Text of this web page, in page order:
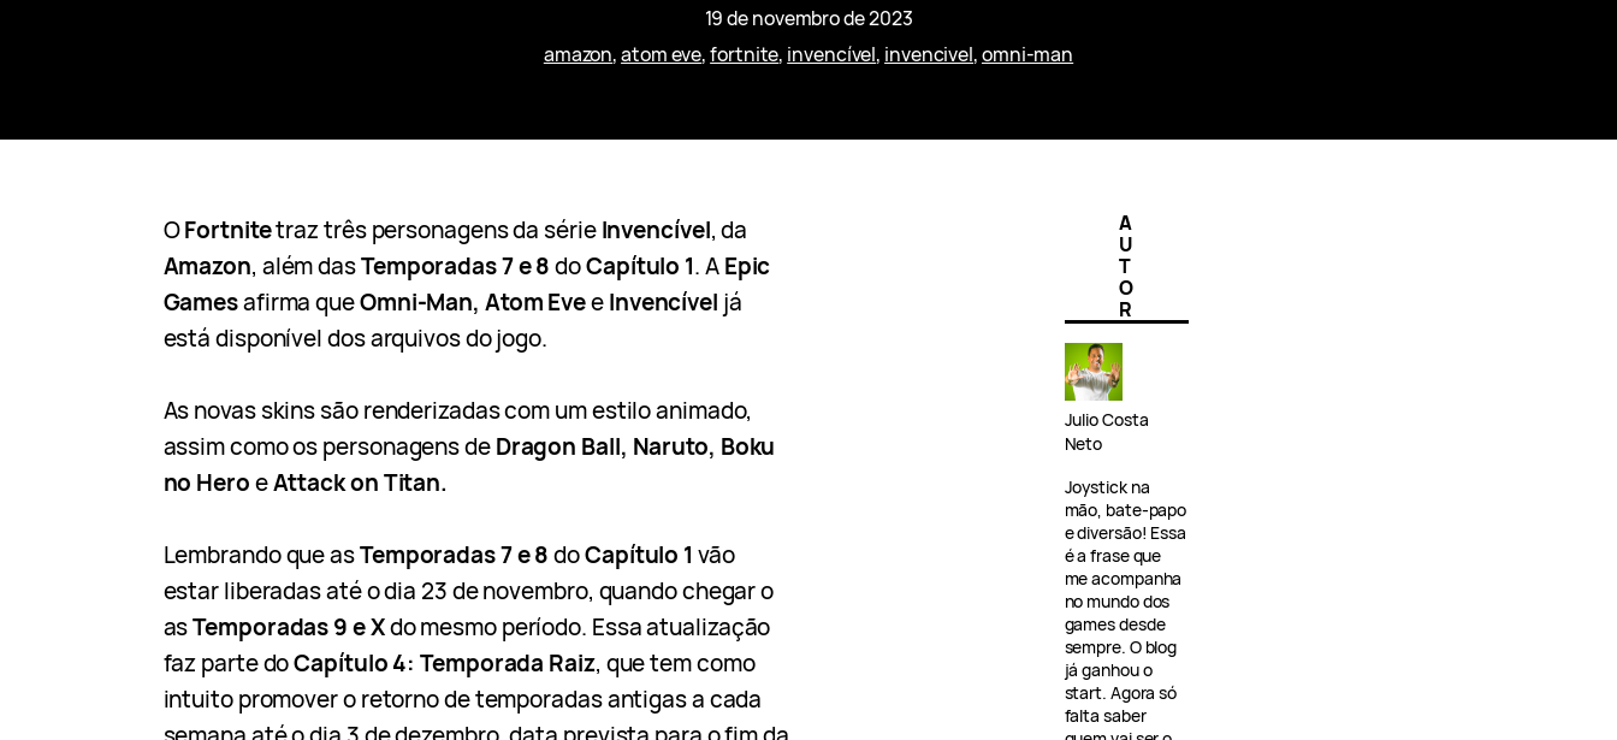
19 de novembro de 2023
amazon, atom eve, fortnite, invencível, invencivel, omni-man
OFortnitetraz três personagens da sérieInvencível, da
Amazon, além dasTemporadas 7 e 8doCapítulo 1. AEpic
Gamesafirma queOmni-Man, Atom EveeInvencível já
está disponível dos arquivos do jogo.
As novas skins são renderizadas com um estilo animado,
assim como os personagens deDragon Ball, Naruto, Boku
no HeroeAttack on Titan.
Lembrando que asTemporadas 7 e 8doCapítulo 1 vão
estar liberadas até o dia 23 de novembro, quando chegar o
asTemporadas 9 e Xdo mesmo período. Essa atualização
faz parte doCapítulo 4: Temporada Raiz, que tem como
intuito promover o retorno de temporadas antigas a cada
A
U
T
O
R
Julio Costa
Neto
Joystick na
mão, bate-papo
e diversão! Essa
é a frase que
me acompanha
no mundo dos
games desde
sempre. O blog
já ganhou o
start. Agora só
falta saber